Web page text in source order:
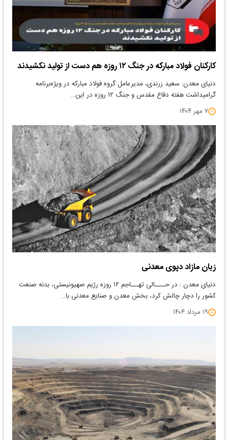
کارکنان فولاد مبارکه در جنگ ۱۲ روزه هم دست از تولید نکشیدند
دنیای معدن: سعید زرندی، مدیرعامل گروه فولاد مبارکه در ویژه‌برنامه
گرامیداشت هفته دفاع مقدس و جنگ ۱۲ روزه در این…
۷ مهر ۱۴۰۴
زیان مازاد دپوی معدنی
دنیای معدن : در حــــالی‌ تهـــاجم ۱۲ روزه رژیم صهیونیستی، بدنه صنعت
کشور را دچار چالش کرد، بخش معدن و صنایع معدنی با…
۱۹ مرداد ۱۴۰۴